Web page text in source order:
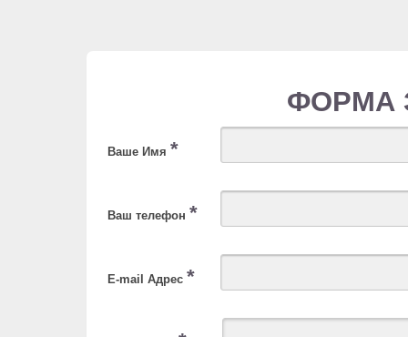
ФОРМА
Ваше Имя *
Ваш телефон *
E-mail Адрес *